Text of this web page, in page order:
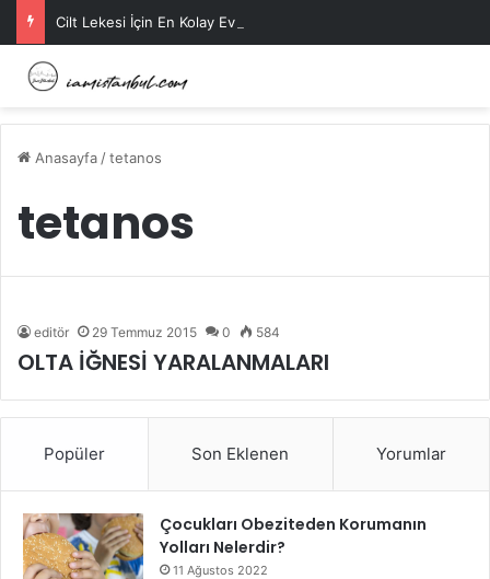
Cilt Lekesi İçin En Kolay Ev Maskeleri Nelerdir?
Anasayfa /tetanos
tetanos
editör 29 Temmuz 2015 0 584
OLTA İĞNESİ YARALANMALARI
Popüler Son Eklenen Yorumlar
Çocukları Obeziteden Korumanın
Yolları Nelerdir?
11 Ağustos 2022